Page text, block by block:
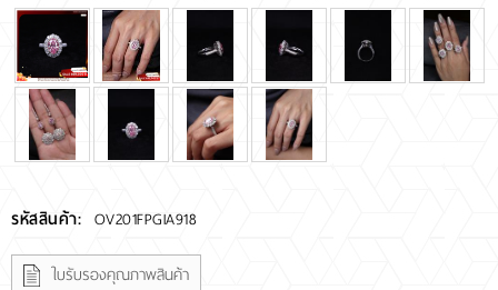
ติดต่อเรา
เกี่ยวกับเรา
รีวิวลูกค้า
รหัสสินค้า: OV201FPGIA918
ใบรับรองคุณภาพสินค้า